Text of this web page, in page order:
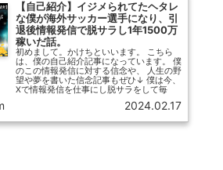
【自己紹介】イジメられてたヘタレ
な僕が海外サッカー選手になり、引
退後情報発信で脱サラし1年1500万
稼いだ話。
初めまして。かけちといいます。 こちら
は、僕の自己紹介記事になっています。 僕
のこの情報発信に対する信念や、 人生の野
望や夢を書いた信念記事もぜひ↓ 僕は今、
Xで情報発信を仕事にし脱サラをして毎
2024.02.17